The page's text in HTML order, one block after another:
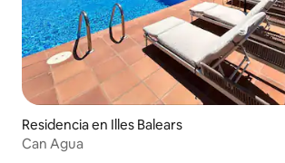
Residencia en Illes Balears
Can Agua